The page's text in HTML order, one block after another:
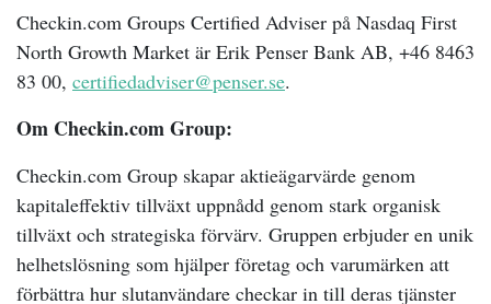
Checkin.com Groups Certified Adviser på Nasdaq First
North Growth Market är Erik Penser Bank AB, +46 8463
83 00, certifiedadviser@penser.se.
Om Checkin.com Group:
Checkin.com Group skapar aktieägarvärde genom
kapitaleffektiv tillväxt uppnådd genom stark organisk
tillväxt och strategiska förvärv. Gruppen erbjuder en unik
helhetslösning som hjälper företag och varumärken att
förbättra hur slutanvändare checkar in till deras tjänster